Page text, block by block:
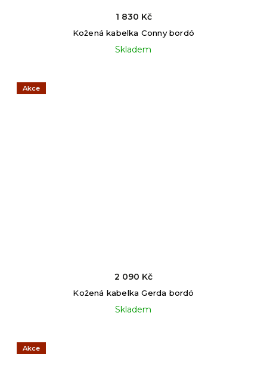
Kožená kabelka Conny bordó
Skladem
1 830 Kč
Akce
Kožená kabelka Gerda bordó
Skladem
2 090 Kč
Akce